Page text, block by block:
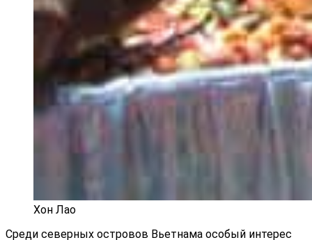
Хон Лао
Среди северных островов Вьетнама особый интерес